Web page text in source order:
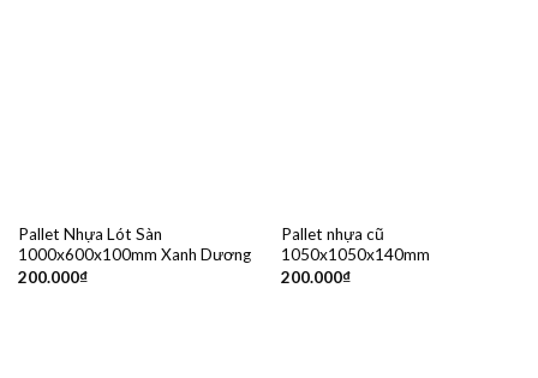
Pallet Nhựa Lót Sàn
1000x600x100mm Xanh Dương
200.000₫
Pallet nhựa cũ
1050x1050x140mm
200.000₫